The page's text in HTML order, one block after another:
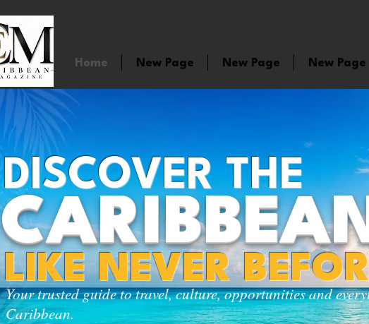
Home New Page New Page New Page
DISCOVER THE
LIKE NEVER
Your trusted guide to travel, culture, opportunities and
Caribbean.